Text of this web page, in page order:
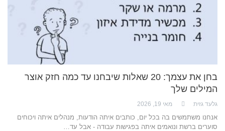
בחן את עצמך: 20 שאלות שיבחנו עד כמה חזק אוצר
המילים שלך
גלעד גזית מאי 19, 2026
אנחנו משתמשים בה בכל יום, כותבים איתה הודעות, מנהלים איתה ויכוחים
סוערים ברשת ונואמים איתה בפגישות עבודה - אבל עד…